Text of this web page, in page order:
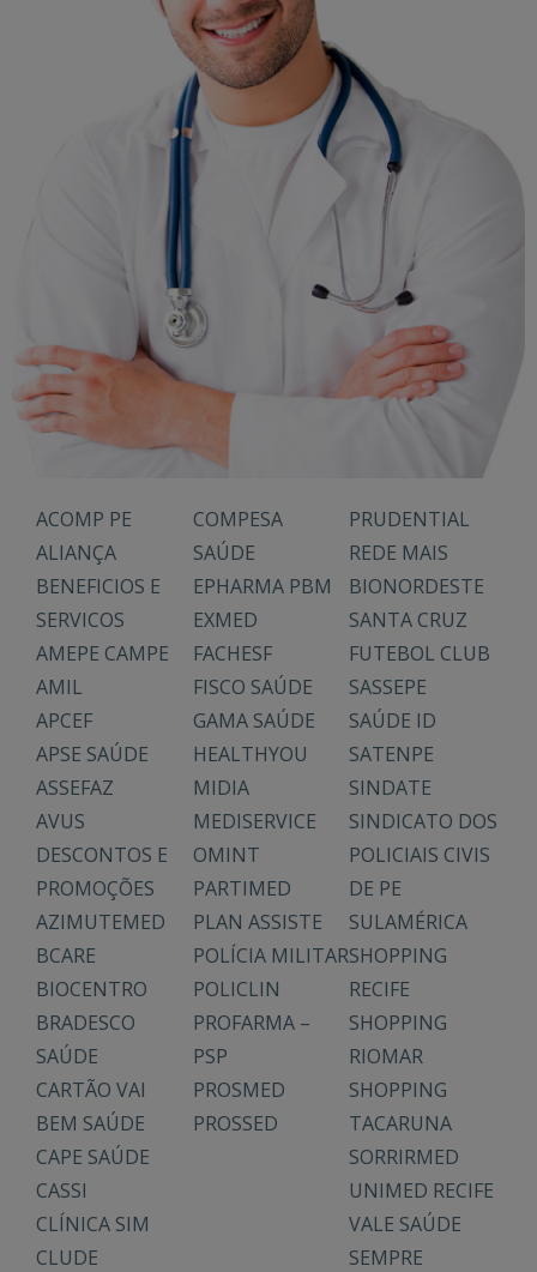
ACOMP PE
ALIANÇA
BENEFICIOS E
SERVICOS
AMEPE CAMPE
AMIL
APCEF
APSE SAÚDE
ASSEFAZ
AVUS
DESCONTOS E
PROMOÇÕES
AZIMUTEMED
BCARE
BIOCENTRO
BRADESCO
SAÚDE
CARTÃO VAI
BEM SAÚDE
CAPE SAÚDE
CASSI
CLÍNICA SIM
CLUDE
COMPESA
SAÚDE
EPHARMA PBM
EXMED
FACHESF
FISCO SAÚDE
GAMA SAÚDE
HEALTHYOU
MIDIA
MEDISERVICE
OMINT
PARTIMED
PLAN ASSISTE
POLÍCIA MILITAR
POLICLIN
PROFARMA –
PSP
PROSMED
PROSSED
PRUDENTIAL
REDE MAIS
BIONORDESTE
SANTA CRUZ
FUTEBOL CLUB
SASSEPE
SAÚDE ID
SATENPE
SINDATE
SINDICATO DOS
POLICIAIS CIVIS
DE PE
SULAMÉRICA
SHOPPING
RECIFE
SHOPPING
RIOMAR
SHOPPING
TACARUNA
SORRIRMED
UNIMED RECIFE
VALE SAÚDE
SEMPRE